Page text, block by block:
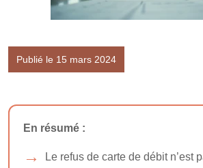
Publié le 15 mars 2024
En résumé :
Le refus de carte de débit n’est